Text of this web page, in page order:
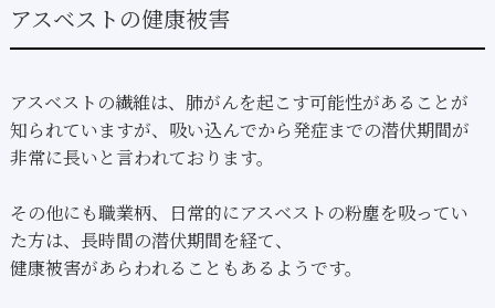
アスベストの健康被害
アスベストの繊維は、肺がんを起こす可能性があることが
知られていますが、吸い込んでから発症までの潜伏期間が
非常に長いと言われております。
その他にも職業柄、日常的にアスベストの粉塵を吸ってい
た方は、長時間の潜伏期間を経て、
健康被害があらわれることもあるようです。